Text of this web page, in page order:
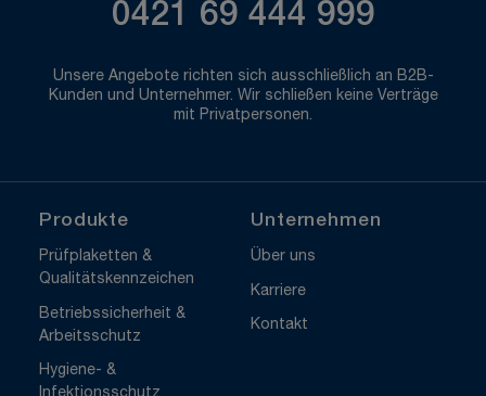
0421 69 444 999
Unsere Angebote richten sich ausschließlich an B2B-
Kunden und Unternehmer. Wir schließen keine Verträge
mit Privatpersonen.
Produkte
Prüfplaketten &
Qualitätskennzeichen
Betriebssicherheit &
Arbeitsschutz
Hygiene- &
Unternehmen
Über uns
Karriere
Kontakt